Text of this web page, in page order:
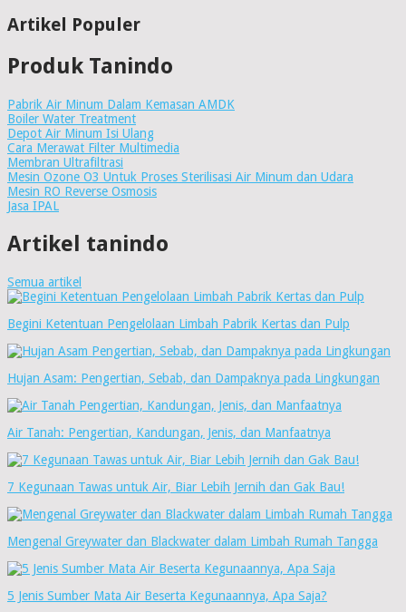
Artikel Populer
Produk Tanindo
Pabrik Air Minum Dalam Kemasan AMDK
Boiler Water Treatment
Depot Air Minum Isi Ulang
Cara Merawat Filter Multimedia
Membran Ultrafiltrasi
Mesin Ozone O3 Untuk Proses Sterilisasi Air Minum dan Udara
Mesin RO Reverse Osmosis
Jasa IPAL
Artikel tanindo
Semua artikel
Begini Ketentuan Pengelolaan Limbah Pabrik Kertas dan Pulp
Hujan Asam: Pengertian, Sebab, dan Dampaknya pada Lingkungan
Air Tanah: Pengertian, Kandungan, Jenis, dan Manfaatnya
7 Kegunaan Tawas untuk Air, Biar Lebih Jernih dan Gak Bau!
Mengenal Greywater dan Blackwater dalam Limbah Rumah Tangga
5 Jenis Sumber Mata Air Beserta Kegunaannya, Apa Saja?